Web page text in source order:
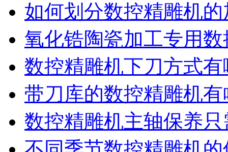
如何划分数控精雕机
氧化锆陶瓷加工专用
数控精雕机下刀方式
带刀库的数控精雕机
数控精雕机主轴保养